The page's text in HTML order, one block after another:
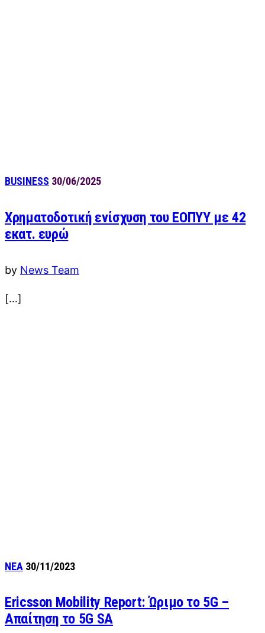
BUSINESS 30/06/2025
Χρηματοδοτική ενίσχυση του ΕΟΠΥΥ με 42
εκατ. ευρώ
by News Team
[…]
ΝΕΑ 30/11/2023
Ericsson Mobility Report: Ώριμο το 5G –
Aπαίτηση το 5G SA